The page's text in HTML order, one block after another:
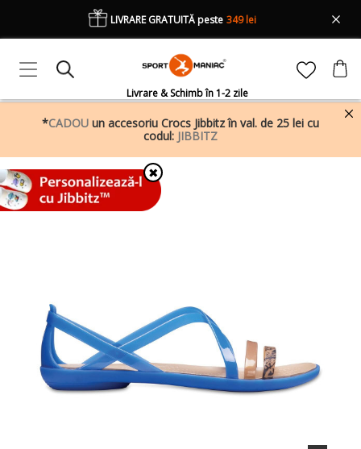
Livrare & Schimb în 1-2 zile
LIVRARE GRATUITĂ peste 349 lei
*CADOU un accesoriu Crocs Jibbitz în val. de 25 lei cu
codul: JIBBITZ
✖